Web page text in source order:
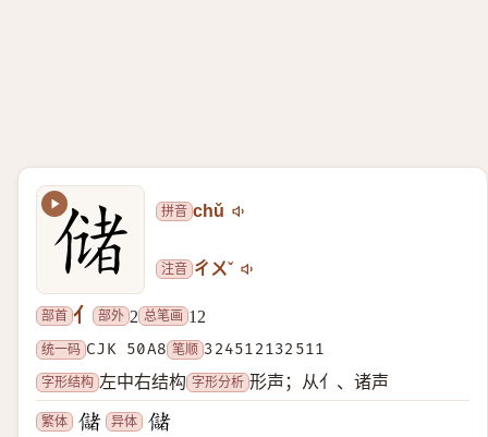
拼音 chǔ
注音 ㄔㄨˇ
部首 亻 部外 2 总笔画 12
统一码 CJK 50A8 笔顺 324512132511
字形结构 左中右结构 字形分析 形声；从亻、诸声
繁体 异体